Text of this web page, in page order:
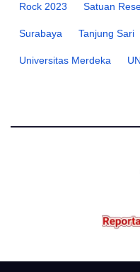
Rock 2023 Satuan
Surabaya Tanjung Sari
Universitas Merdeka